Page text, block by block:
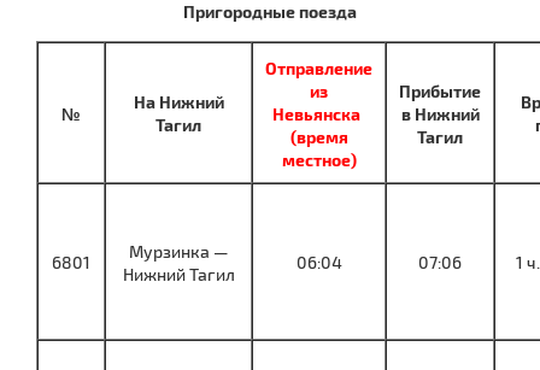
Пригородные поезда
№
На Нижний
Тагил
Отправление
из
Невьянска
(время
местное)
Прибытие
в Нижний
Тагил
6801
Мурзинка —
Нижний Тагил
06:04 07:06 1